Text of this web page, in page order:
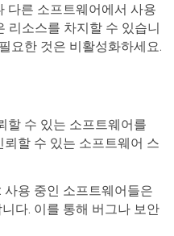
다른 소프트웨어에서 사용
리소스를 차지할 수 있습니
요한 것은 비활성화하세요.
할 수 있는 소프트웨어를
할 수 있는 소프트웨어 스
용 중인 소프트웨어들은
다. 이를 통해 버그나 보안